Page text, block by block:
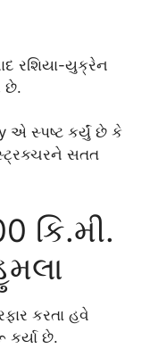
રશિયા-યુક્રેન
છે.
એ સ્પષ્ટ કર્યું છે કે
સતત
કિ.મી.
કરતા હવે
કર્યા છે.